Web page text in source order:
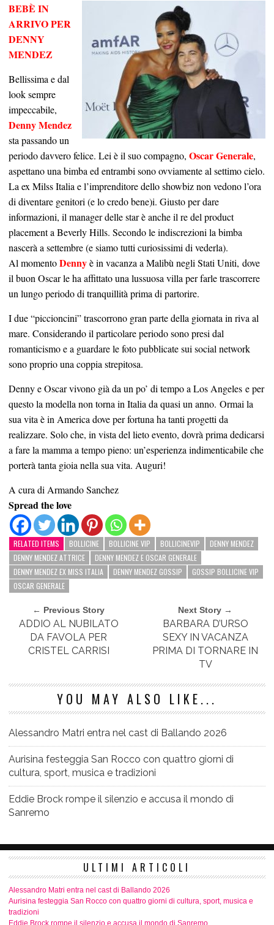
BEBÈ IN
ARRIVO PER
DENNY
MENDEZ
Bellissima e dal
look sempre
impeccabile,
Denny Mendez
sta passando un
periodo davvero felice. Lei è il suo compagno, Oscar Generale,
aspettano una bimba ed entrambi sono ovviamente al settimo cielo.
La ex Milss Italia e l’imprenditore dello showbiz non vedono l’ora
di diventare genitori (e lo credo bene)i. Giusto per dare
informazioni, il manager delle star è anche il re del product
placement a Beverly Hills. Secondo le indiscrezioni la bimba
nascerà a settembre (e siamo tutti curiosissimi di vederla).
Al momentoDennyè in vacanza a Malibù negli Stati Uniti, dove
il buon Oscar le ha affittato una lussuosa villa per farle trascorrere
un lungo periodo di tranquillità prima di partorire.
I due “piccioncini” trascorrono gran parte della giornata in riva al
mare. Considerando il particolare periodo sono presi dal
romanticismo e a guardare le foto pubblicate sui social network
sono proprio una coppia strepitosa.
Denny e Oscar vivono già da un po’ di tempo a Los Angeles e per
questo la modella non torna in Italia da quasi un anno. Ormai la
sua vita è in America dove per fortuna ha tanti progetti da
realizzare. Solo che, in vista del lieto evento, dovrà prima dedicarsi
a fare la mamma a tempo pieno: un’esperienza indimenticabile che
porterà tanta gioia nella sua vita. Auguri!
A cura di Armando Sanchez
Spread the love
RELATED ITEMS BOLLICINE BOLLICINE VIP BOLLICINEVIP
DENNY MENDEZ
DENNY MENDEZ ATTRICE
DENNY MENDEZ E OSCAR GENERALE
DENNY MENDEZ EX MISS ITALIA
DENNY MENDEZ GOSSIP
GOSSIP BOLLICINE VIP
OSCAR GENERALE
← Previous Story
ADDIO AL NUBILATO
DA FAVOLA PER
CRISTEL CARRISI
Next Story →
BARBARA D’URSO
SEXY IN VACANZA
PRIMA DI TORNARE IN
TV‏
YOU MAY ALSO LIKE...
Alessandro Matri entra nel cast di Ballando 2026
Aurisina festeggia San Rocco con quattro giorni di
cultura, sport, musica e tradizioni
Eddie Brock rompe il silenzio e accusa il mondo di
Sanremo
ULTIMI ARTICOLI
Alessandro Matri entra nel cast di Ballando 2026
Aurisina festeggia San Rocco con quattro giorni di cultura, sport, musica e
tradizioni
Eddie Brock rompe il silenzio e accusa il mondo di Sanremo